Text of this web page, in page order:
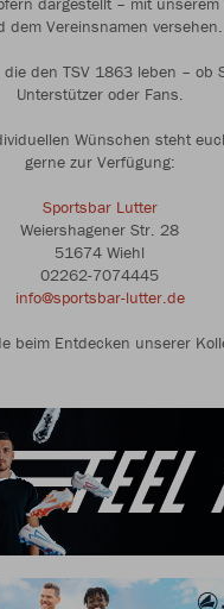
dem Vereinsnamen versehen.
den TSV 1863 leben – ob
Unterstützer oder Fans.
Wünschen steht
gerne zur Verfügung:
Sportsbar Lutter
Weiershagener Str. 28
51674 Wiehl
02262-7074445
info@sportsbar-lutter.de
beim Entdecken unserer